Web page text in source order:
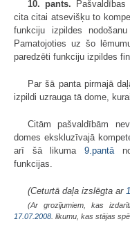
10. pants.
cita citai atsevišķu to
funkciju izpildes
Pamatojoties uz šo
paredzēti funkciju izpildes
Par šā panta pirmajā
izpildi uzrauga tā dome,
Citām pašvaldībām
domes ekskluzīvajā
arī šā likuma9.pantā
funkcijas.
(Ceturtā daļa izslēgta ar
(Ar grozījumiem, kas
17.07.2008. likumu, kas stājas